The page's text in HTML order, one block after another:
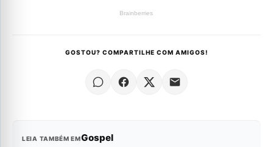
GOSTOU? COMPARTILHE COM AMIGOS!
LEIA TAMBÉM EMGospel